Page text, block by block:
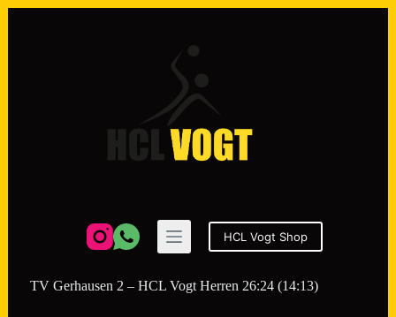
HCL Vogt Shop
TV Gerhausen 2 – HCL Vogt Herren 26:24 (14:13)